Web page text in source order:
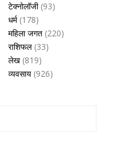
टेक्नोलॉजी(93)
धर्म(178)
महिला जगत (220)
राशिफल(33)
लेख (819)
व्यवसाय (926)